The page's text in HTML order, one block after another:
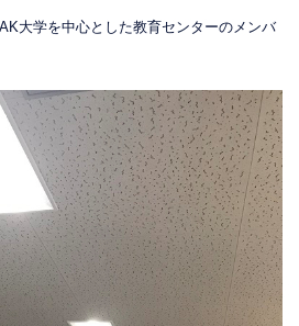
大学を中心とした教育センターのメンバ